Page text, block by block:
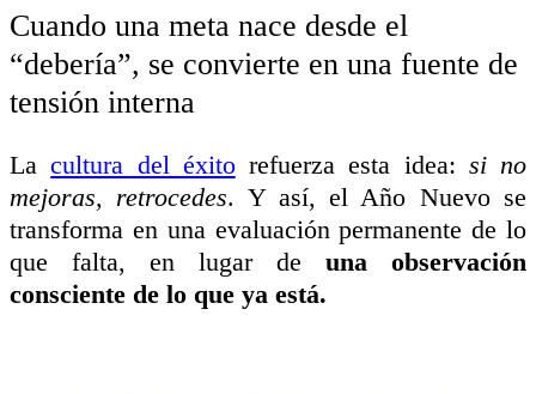
Cuando una meta nace desde el
“debería”, se convierte en una fuente de
tensión interna
Lacultura del éxitorefuerza esta idea: si no
mejoras, retrocedes. Y así, el Año Nuevo se
transforma en una evaluación permanente de lo
que falta, en lugar de una observación
consciente de lo que ya está.